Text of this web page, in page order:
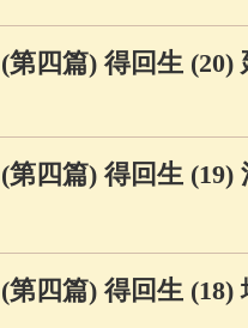
第四篇) 得回生 (20)
第四篇) 得回生
第四篇) 得回生 (18)